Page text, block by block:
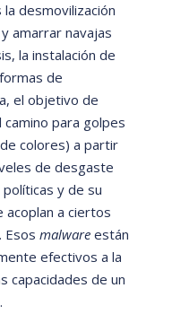
desmovilización
amarrar navajas
la instalación de
de
el objetivo de
para golpes
colores) a partir
de desgaste
ticas y de su
acoplan a ciertos
Esos malwareestán
efectivos a la
capacidades de un